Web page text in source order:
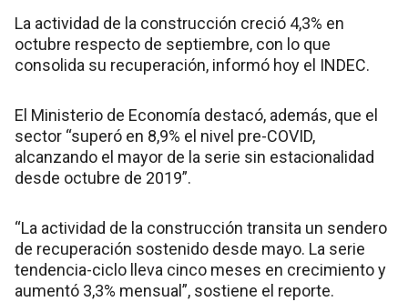
La actividad de la construcción creció 4,3% en
octubre respecto de septiembre, con lo que
consolida su recuperación, informó hoy el INDEC.
El Ministerio de Economía destacó, además, que el
sector “superó en 8,9% el nivel pre-COVID,
alcanzando el mayor de la serie sin estacionalidad
desde octubre de 2019”.
“La actividad de la construcción transita un sendero
de recuperación sostenido desde mayo. La serie
tendencia-ciclo lleva cinco meses en crecimiento y
aumentó 3,3% mensual”, sostiene el reporte.